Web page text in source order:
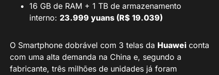
16 GB de RAM + 1 TB de armazenamento
interno: 23.999 yuans (R$ 19.039)
O Smartphone dobrável com 3 telas da Huawei conta
com uma alta demanda na China e, segundo a
fabricante, três milhões de unidades já foram